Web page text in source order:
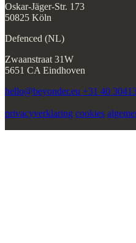
Oskar-Jäger-Str. 173
50825 Köln
Defenced (NL)
Zwaanstraat 31W
5651 CA Eindhoven
hello@beyonder.eu +31 40
privacyverklaring cookies